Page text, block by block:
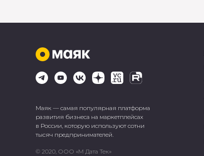
Маяк — самая популярная платформа
развития бизнеса на маркетплейсах
в России, которую используют сотни
тысяч предпринимателей.
© 2020, ООО «М Дата Тек»